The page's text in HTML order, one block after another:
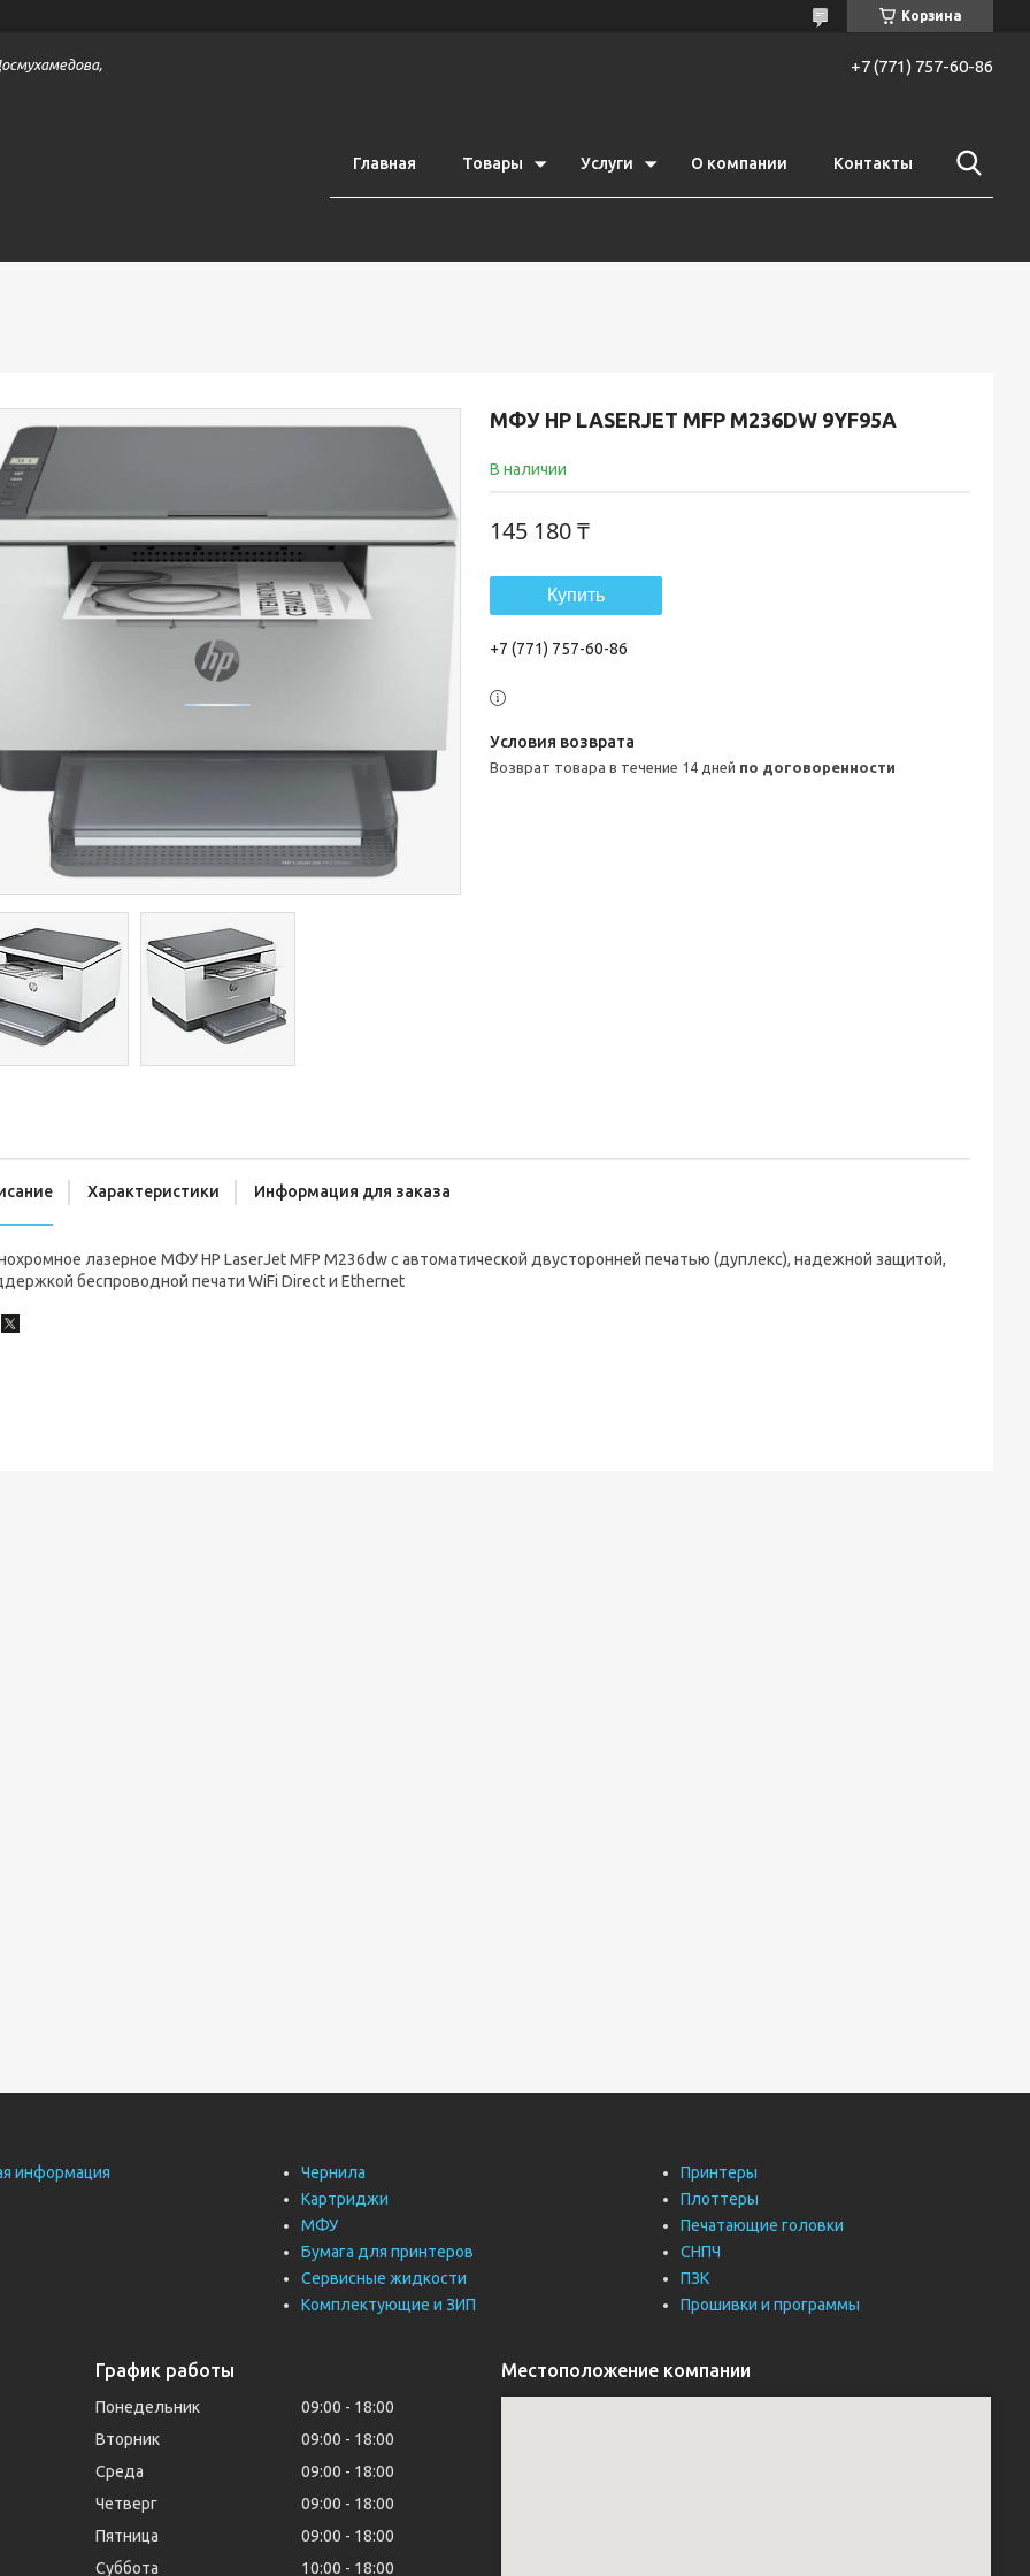
Корзина
+7 (771) 757-60-86
Главная Товары Услуги О компании Контакты
МФУ HP LASERJET MFP M236DW 9YF95A
В наличии
145 180 ₸
Купить
+7 (771) 757-60-86
возврат товара в течение 14 дней по договоренности
Характеристики Информация для заказа
лазерное МФУ HP LaserJet MFP M236dw с автоматической двусторонней печатью (дуплекс), надежной защитой,
беспроводной печати WiFi Direct и Ethernet
информация
Чернила
Картриджи
МФУ
Бумага для принтеров
Сервисные жидкости
Комплектующие и ЗИП
Принтеры
Плоттеры
Печатающие головки
СНПЧ
ПЗК
Прошивки и программы
График работы
Понедельник 09:00
18:00
Вторник
09:00
18:00
Среда
09:00
18:00
Четверг
09:00
18:00
Пятница
09:00
18:00
Суббота
10:00 18:00
Местоположение компании